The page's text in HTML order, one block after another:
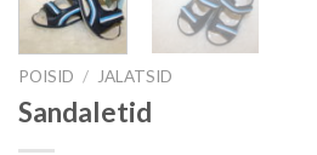
POISID / JALATSID
Sandaletid